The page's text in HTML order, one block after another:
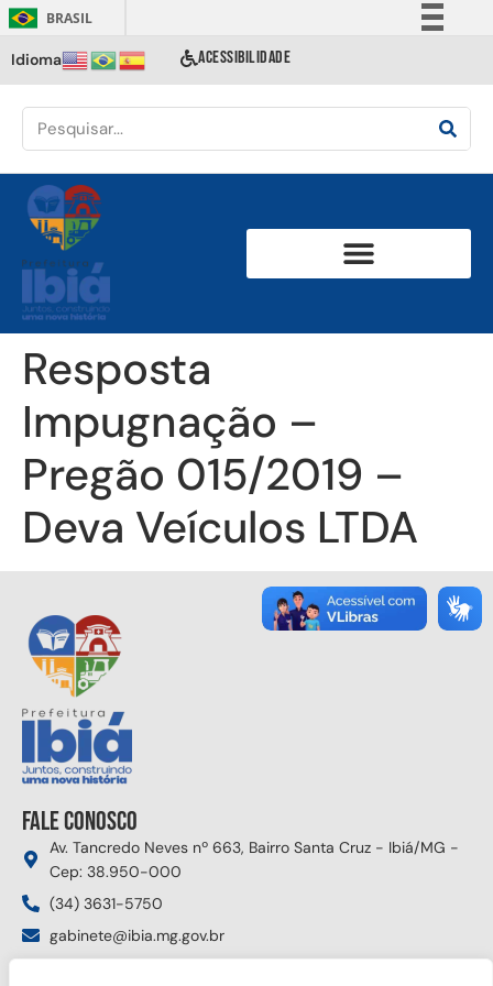
BRASIL
Comunica BR
Acesso à informação
Idioma ACESSIBILIDADE
Resposta
Impugnação –
Pregão 015/2019 –
Deva Veículos LTDA
Fale conosco
Av. Tancredo Neves nº 663, Bairro Santa Cruz - Ibiá/MG -
Cep: 38.950-000
(34) 3631-5750
gabinete@ibia.mg.gov.br